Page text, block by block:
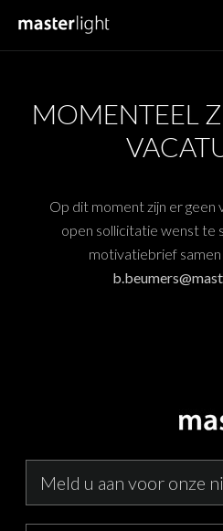
MOMENTEEL
Op dit moment zijn er geen
open sollicitatie wenst te
motivatiebrief